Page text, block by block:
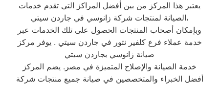
يعتبر هذا المركز من بين أفضل المراكز التي تقدم خدمات
الصيانة لمنتجات شركة زانوسي في جاردن سيتي،
وبإمكان أصحاب المنتجات الحصول على تلك الخدمات عبر
خدمة عملاء فرع كلفير نتور في جاردن سيتي . يوفر مركز
صيانة زانوسي بجاردن سيتي
خدمة الصيانة والإصلاح المتميزة في مصر. يضم المركز
أفضل الخبراء والمتخصصين في صيانة جميع منتجات شركة